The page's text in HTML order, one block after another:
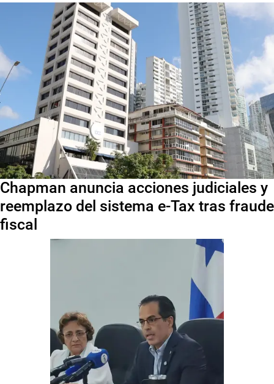
Chapman anuncia acciones judiciales y
reemplazo del sistema e-Tax tras fraude
fiscal